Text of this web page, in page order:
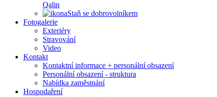
Qalin
Staň se dobrovolníkem
Fotogalerie
Exteriéry
Stravování
Video
Kontakt
Kontaktní informace + personální obsazení
Personální obsazení - struktura
Nabídka zaměstnání
Hospodaření